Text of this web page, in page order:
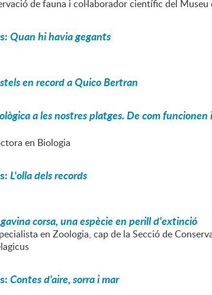
de fauna i col·laborador científic del
Quan hi havia gegants
en record a Quico Bertran
a les nostres platges. De com
en Biologia
L'olla dels records
corsa, una espècie en perill d'extinció
en Zoologia, cap de la Secció de
Contes d'aire, sorra i mar